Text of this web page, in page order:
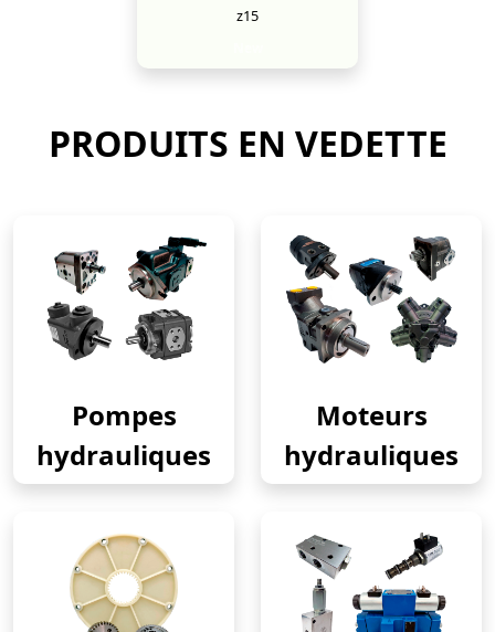
z15
PRODUITS EN VEDETTE
Pompes
hydrauliques
Moteurs
hydrauliques